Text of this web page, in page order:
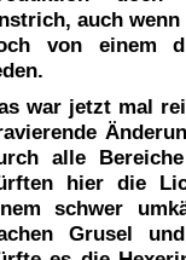
auch
von einem
war jetzt mal
alle
hier die
schwer
Grusel